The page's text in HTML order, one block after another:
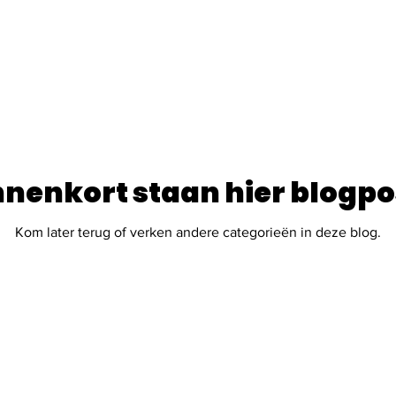
staan hier
Kom later terug of verken andere categorieën in deze blog.